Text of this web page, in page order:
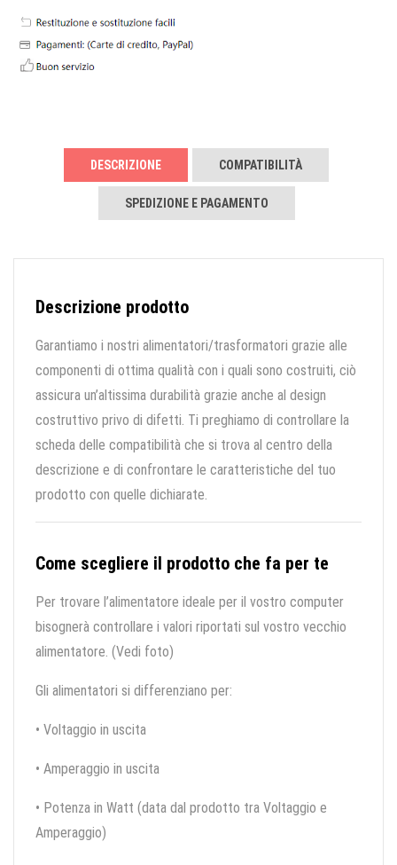
DESCRIZIONE COMPATIBILITÀ
SPEDIZIONE E PAGAMENTO
Descrizione prodotto
Garantiamo i nostri alimentatori/trasformatori grazie alle
componenti di ottima qualità con i quali sono costruiti, ciò
assicura un’altissima durabilità grazie anche al design
costruttivo privo di difetti. Ti preghiamo di controllare la
scheda delle compatibilità che si trova al centro della
descrizione e di confrontare le caratteristiche del tuo
prodotto con quelle dichiarate.
Come scegliere il prodotto che fa per te
Per trovare l’alimentatore ideale per il vostro computer
bisognerà controllare i valori riportati sul vostro vecchio
alimentatore. (Vedi foto)
Gli alimentatori si differenziano per:
• Voltaggio in uscita
• Amperaggio in uscita
• Potenza in Watt (data dal prodotto tra Voltaggio e
Amperaggio)